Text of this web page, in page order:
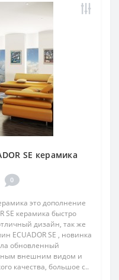
SE керамика
0
это дополнение
SE керамика быстро
дизайн, так же
ECUADOR SE , новинка
обновленный
внешним видом и
качества, большое с..